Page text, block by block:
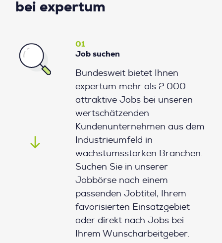
bei expertum
01
Job suchen
Bundesweit bietet Ihnen
expertum mehr als 2.000
attraktive Jobs bei unseren
wertschätzenden
Kundenunternehmen aus dem
Industrieumfeld in
wachstumsstarken Branchen.
Suchen Sie in unserer
Jobbörse nach einem
passenden Jobtitel, Ihrem
favorisierten Einsatzgebiet
oder direkt nach Jobs bei
Ihrem Wunscharbeitgeber.